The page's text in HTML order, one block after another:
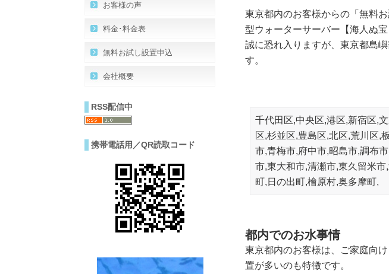
お客様の声
料金･料金表
無料お試し設置申込
会社概要
RSS配信中
携帯電話用／QR読取コード
東京都内のお客様からの「無料
型ウォーターサーバー【海人ぬ
誠に恐れ入りますが、東京都島
す。
千代田区,中央区,港区,新宿区,
区,杉並区,豊島区,北区,荒川区,
市,青梅市,府中市,昭島市,調布
市,東大和市,清瀬市,東久留米
町,日の出町,檜原村,奥多摩町,
都内でのお水事情
東京都内のお客様は、ご家庭向
置が多いのも特徴です。